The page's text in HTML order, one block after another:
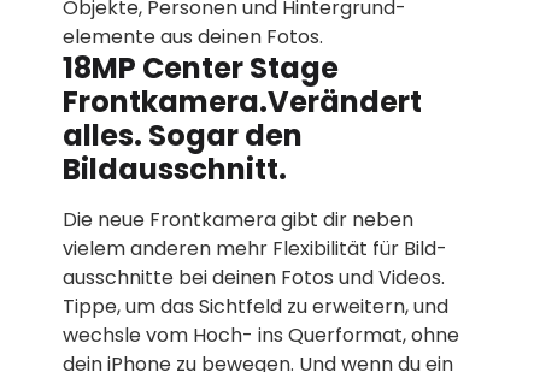
Objekte, Personen und Hintergrund­
elemente aus deinen Fotos.
18MP Center Stage
Frontkamera.Verändert
alles. Sogar den
Bildausschnitt.
Die neue Frontkamera gibt dir neben
vielem anderen mehr Flexibilität für Bild­
aus­schnitte bei deinen Fotos und Videos.
Tippe, um das Sichtfeld zu erweitern, und
wechsle vom Hoch- ins Querformat, ohne
dein iPhone zu bewegen. Und wenn du ein